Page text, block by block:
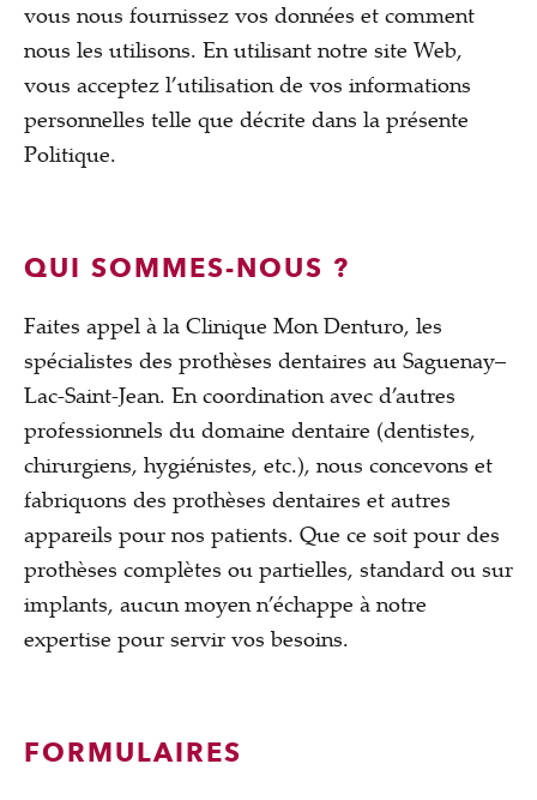
vous nous fournissez vos données et comment
nous les utilisons. En utilisant notre site Web,
vous acceptez l’utilisation de vos informations
personnelles telle que décrite dans la présente
Politique.
QUI SOMMES-NOUS ?
Faites appel à la Clinique Mon Denturo, les
spécialistes des prothèses dentaires au Saguenay–
Lac-Saint-Jean. En coordination avec d’autres
professionnels du domaine dentaire (dentistes,
chirurgiens, hygiénistes, etc.), nous concevons et
fabriquons des prothèses dentaires et autres
appareils pour nos patients. Que ce soit pour des
prothèses complètes ou partielles, standard ou sur
implants, aucun moyen n’échappe à notre
expertise pour servir vos besoins.
FORMULAIRES